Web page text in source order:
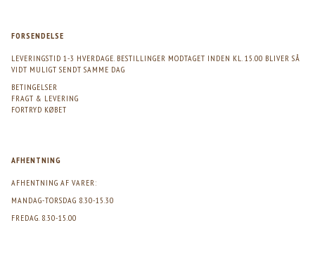
FORSENDELSE
LEVERINGSTID 1-3 HVERDAGE. BESTILLINGER MODTAGET INDEN KL. 15.00 BLIVER SÅ
VIDT MULIGT SENDT SAMME DAG
BETINGELSER
FRAGT & LEVERING
FORTRYD KØBET
AFHENTNING
AFHENTNING AF VARER:
MANDAG-TORSDAG 8.30-15.30
FREDAG. 8.30-15.00